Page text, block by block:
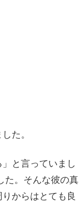
た。
と言っていまし
た。そんな彼の真
からはとても良